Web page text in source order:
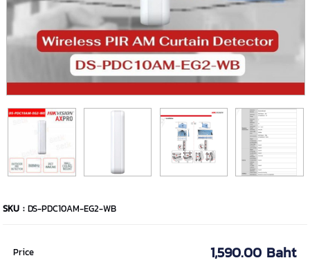
SKU :DS-PDC10AM-EG2-WB
Price 1,590.00 Baht